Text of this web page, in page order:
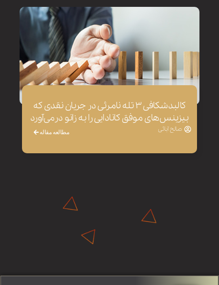
کالبدشکافی ۳ تله نامرئی در جریان نقدی که
بیزینس‌های موفق کانادایی را به زانو درمی‌آورد
صالح آبائی مطالعه مقاله